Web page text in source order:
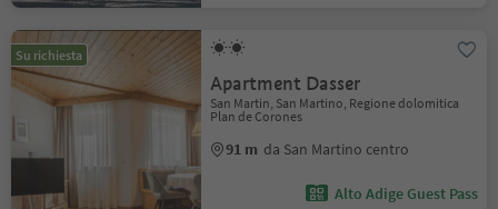
Su richiesta
Apartment Dasser
San Martin, San Martino, Regione dolomitica
Plan de Corones
91 m da San Martino centro
Alto Adige Guest Pass